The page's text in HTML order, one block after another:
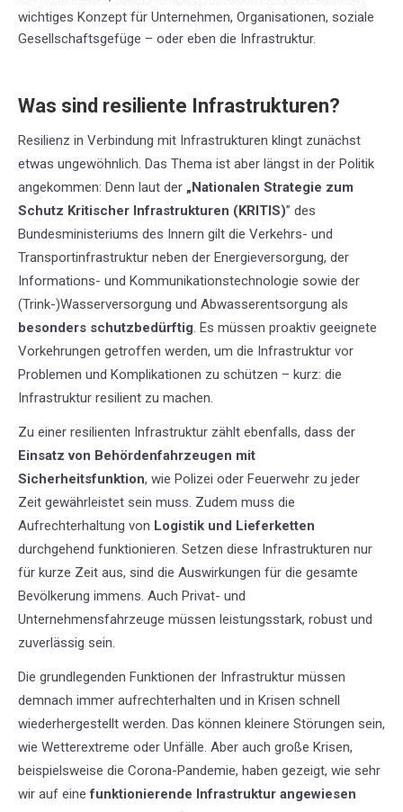
wichtiges Konzept für Unternehmen, Organisationen, soziale
Gesellschaftsgefüge – oder eben die Infrastruktur.
Was sind resiliente Infrastrukturen?
Resilienz in Verbindung mit Infrastrukturen klingt zunächst
etwas ungewöhnlich. Das Thema ist aber längst in der Politik
angekommen: Denn laut der „Nationalen Strategie zum
Schutz Kritischer Infrastrukturen (KRITIS)” des
Bundesministeriums des Innern gilt die Verkehrs- und
Transportinfrastruktur neben der Energieversorgung, der
Informations- und Kommunikationstechnologie sowie der
(Trink-)Wasserversorgung und Abwasserentsorgung als
besonders schutzbedürftig. Es müssen proaktiv geeignete
Vorkehrungen getroffen werden, um die Infrastruktur vor
Problemen und Komplikationen zu schützen – kurz: die
Infrastruktur resilient zu machen.
Zu einer resilienten Infrastruktur zählt ebenfalls, dass der
Einsatz von Behördenfahrzeugen mit
Sicherheitsfunktion, wie Polizei oder Feuerwehr zu jeder
Zeit gewährleistet sein muss. Zudem muss die
Aufrechterhaltung von Logistik und Lieferketten
durchgehend funktionieren. Setzen diese Infrastrukturen nur
für kurze Zeit aus, sind die Auswirkungen für die gesamte
Bevölkerung immens. Auch Privat- und
Unternehmensfahrzeuge müssen leistungsstark, robust und
zuverlässig sein.
Die grundlegenden Funktionen der Infrastruktur müssen
demnach immer aufrechterhalten und in Krisen schnell
wiederhergestellt werden. Das können kleinere Störungen sein,
wie Wetterextreme oder Unfälle. Aber auch große Krisen,
beispielsweise die Corona-Pandemie, haben gezeigt, wie sehr
wir auf eine funktionierende Infrastruktur angewiesen